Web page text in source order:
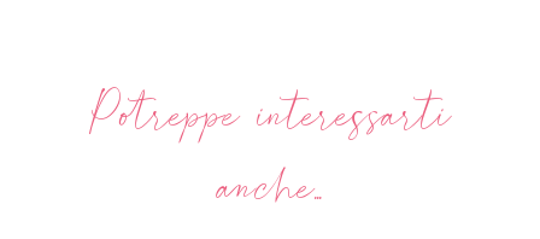
Potreppe interessarti
anche...